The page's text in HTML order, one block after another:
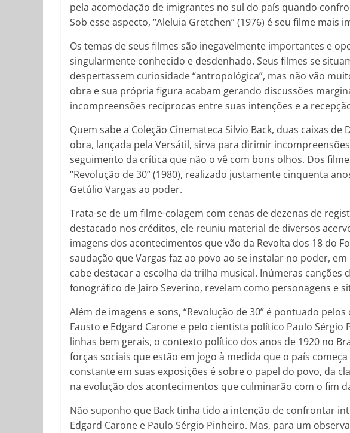
pela acomodação de imigrantes no sul do país quando
Sob esse aspecto, “Aleluia Gretchen” (1976) é seu filme
Os temas de seus filmes são inegavelmente importantes e
singularmente conhecido e desdenhado. Seus filmes se
despertassem curiosidade “antropológica”, mas não vão
obra e sua própria figura acabam gerando discussões
incompreensões recíprocas entre suas intenções e a
Quem sabe a Coleção Cinemateca Silvio Back, duas caixas de
obra, lançada pela Versátil, sirva para dirimir
seguimento da crítica que não o vê com bons olhos. Dos
“Revolução de 30” (1980), realizado justamente cinquenta
Getúlio Vargas ao poder.
Trata-se de um filme-colagem com cenas de dezenas de
destacado nos créditos, ele reuniu material de diversos
imagens dos acontecimentos que vão da Revolta dos 18 do
saudação que Vargas faz ao povo ao se instalar no poder,
cabe destacar a escolha da trilha musical. Inúmeras
fonográfico de Jairo Severino, revelam como personagens e
Além de imagens e sons, “Revolução de 30” é pontuado
Fausto e Edgard Carone e pelo cientista político Paulo
linhas bem gerais, o contexto político dos anos de 1920 no
forças sociais que estão em jogo à medida que o país
constante em suas exposições é sobre o papel do povo, da
na evolução dos acontecimentos que culminarão com o fim
Não suponho que Back tinha tido a intenção de confrontar
Edgard Carone e Paulo Sérgio Pinheiro. Mas, para um